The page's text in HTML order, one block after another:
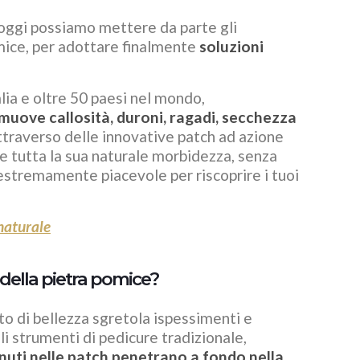
possiamo mettere da parte gli
per adottare finalmente soluzioni
e oltre 50 paesi nel mondo,
callosità, duroni, ragadi, secchezza
delle innovative patch ad azione
la sua naturale morbidezza, senza
piacevole per riscoprire i tuoi
pietra pomice?
di bellezza sgretola ispessimenti e
strumenti di pedicure tradizionale,
nelle patch penetrano a fondo nella